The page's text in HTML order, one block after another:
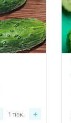
+
1 пак.